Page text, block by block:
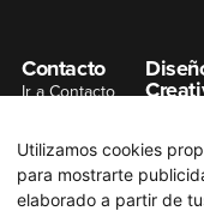
Contacto
Ir a Contacto
Redes
Diseño
Utilizamos cookies
para mostrarte
elaborado a partir de